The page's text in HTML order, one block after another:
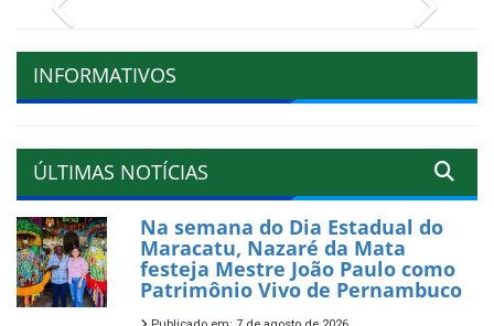
INFORMATIVOS
ÚLTIMAS NOTÍCIAS
Na semana do Dia Estadual do
Maracatu, Nazaré da Mata
festeja Mestre João Paulo como
Patrimônio Vivo de Pernambuco